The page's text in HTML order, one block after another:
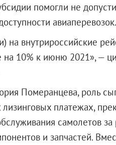
помогли не
авиаперевозок.
на внутрироссийские
на 10% к июню 2021», —
Померанцева, роль
платежах,
самолетов
и запчастей.